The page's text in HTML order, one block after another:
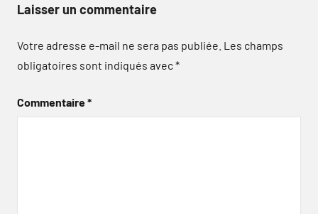
Laisser un commentaire
Votre adresse e-mail ne sera pas publiée. Les champs
obligatoires sont indiqués avec*
Commentaire*